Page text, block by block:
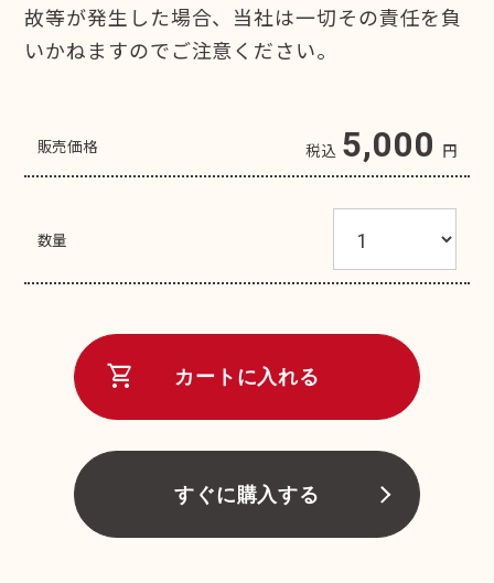
故等が発生した場合、当社は一切その責任を負
いかねますのでご注意ください。
販売価格 税込 5,000 円
数量
shopping_cart カートに入れる
すぐに購入する